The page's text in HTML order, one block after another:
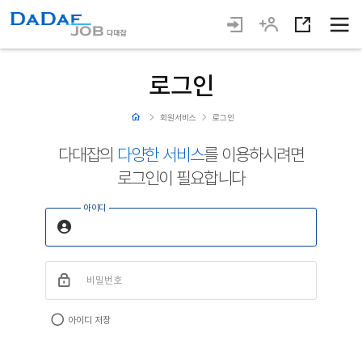
로그인
회원서비스 로그인
다대잡의 다양한 서비스를 이용하시려면
로그인이 필요합니다
아이디
비밀번호
아이디 저장